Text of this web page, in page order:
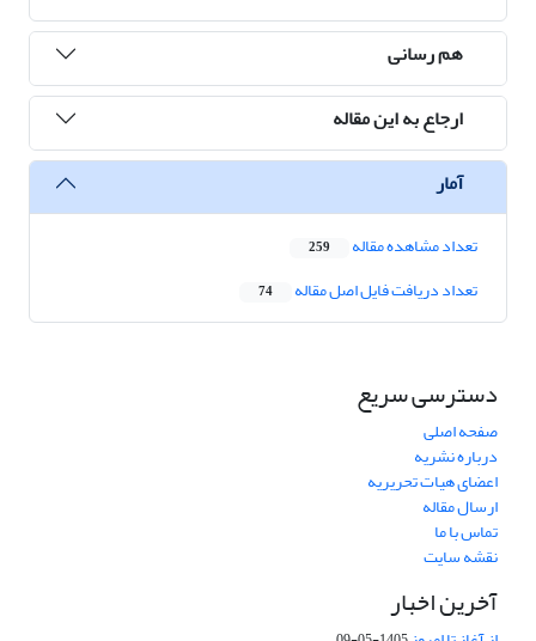
هم رسانی
ارجاع به این مقاله
آمار
تعداد مشاهده مقاله 259
تعداد دریافت فایل اصل مقاله 74
دسترسی سریع
صفحه اصلی
درباره نشریه
اعضای هیات تحریریه
ارسال مقاله
تماس با ما
نقشه سایت
آخرین اخبار